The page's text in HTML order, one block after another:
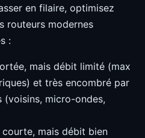
en filaire, optimisez
routeurs modernes
:
mais débit limité (max
et très encombré par
(voisins, micro-ondes,
mais débit bien